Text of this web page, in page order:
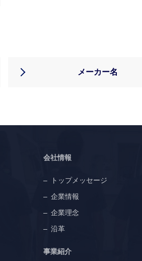
メーカー名
会社情報
トップメッセージ
企業情報
企業理念
沿革
事業紹介